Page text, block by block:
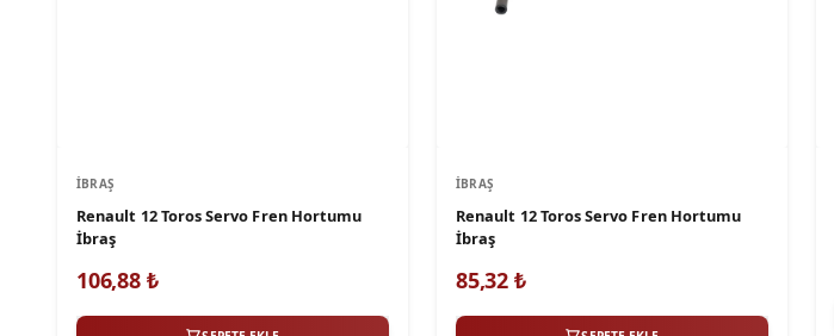
İBRAŞ
Renault 12 Toros Servo Fren Hortumu
İbraş
106,88₺
İBRAŞ
Renault 12 Toros Servo Fren Hortumu
İbraş
85,32 ₺